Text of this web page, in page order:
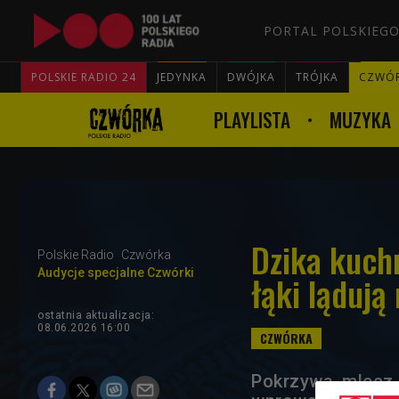
PORTAL
POLSKIE RADIO 24 JEDYNKA DWÓJKA TRÓJKA
PLAYLISTA MUZYKA
Polskie Radio
Czwórka
Audycje specjalne Czwórki
Dzika
łąki
ostatnia aktualizacja:
08.06.2026 16:00
Pokrzywa,